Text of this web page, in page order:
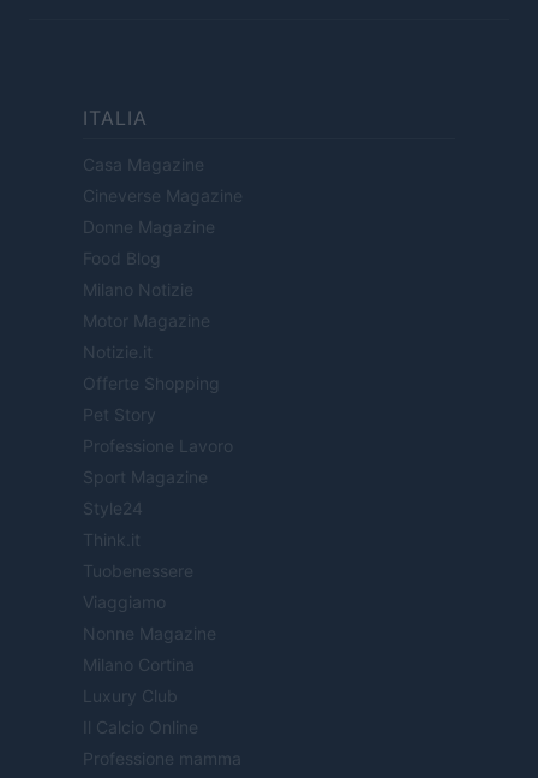
ITALIA
Casa Magazine
Cineverse Magazine
Donne Magazine
Food Blog
Milano Notizie
Motor Magazine
Notizie.it
Offerte Shopping
Pet Story
Professione Lavoro
Sport Magazine
Style24
Think.it
Tuobenessere
Viaggiamo
Nonne Magazine
Milano Cortina
Luxury Club
Il Calcio Online
Professione mamma